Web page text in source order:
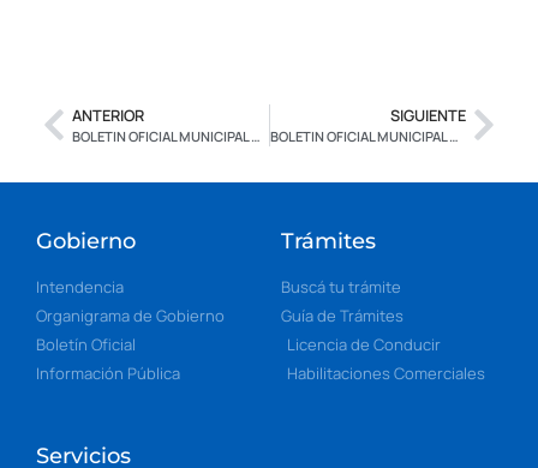
ANTERIOR
BOLETIN OFICIAL MUNICIPAL N° 2.592 – EDICION ESPECIAL – CON FIRMA DIGITAL
SIGUIENTE
BOLETIN OFICIAL MUNICIPAL N° 2.594 – CON FIRMA DIGITAL – EDICION ESPECIAL
Gobierno
Intendencia
Organigrama de Gobierno
Boletín Oficial
Información Pública
Trámites
Buscá tu trámite
Guía de Trámites
Licencia de Conducir
Habilitaciones Comerciales
Servicios